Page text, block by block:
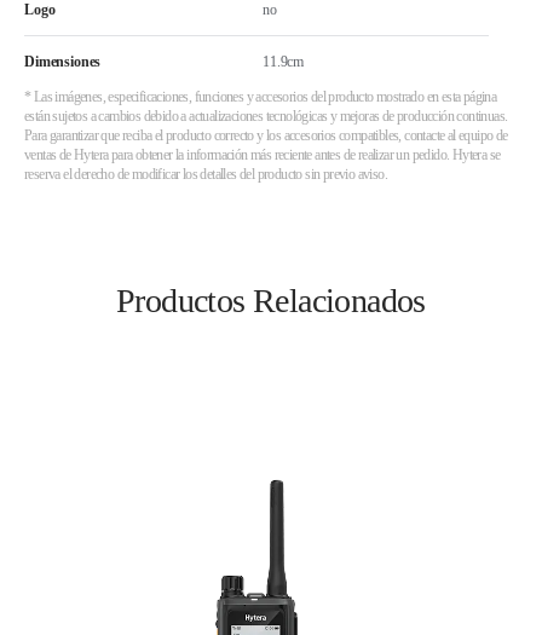
Logo no
Dimensiones 11.9cm
* Las imágenes, especificaciones, funciones y accesorios del producto mostrado en esta página
están sujetos a cambios debido a actualizaciones tecnológicas y mejoras de producción continuas.
Para garantizar que reciba el producto correcto y los accesorios compatibles, contacte al equipo de
ventas de Hytera para obtener la información más reciente antes de realizar un pedido. Hytera se
reserva el derecho de modificar los detalles del producto sin previo aviso.
Productos Relacionados